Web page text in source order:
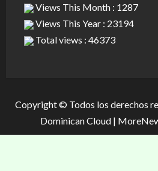
Views This Month : 1287
Views This Year : 23194
Total views : 46373
Copyright © Todos los derechos
Dominican Cloud |